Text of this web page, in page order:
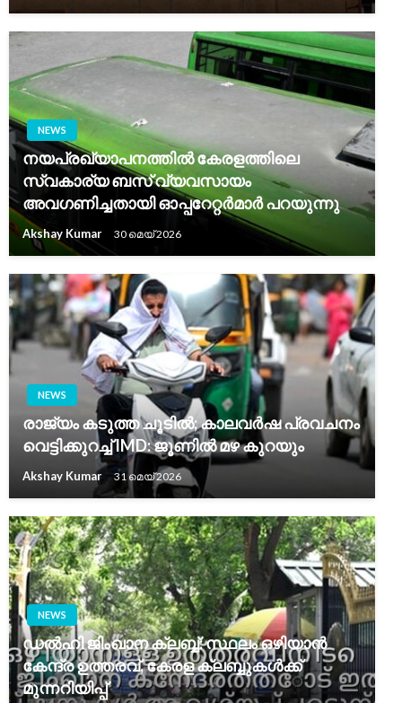
NEWS
നയപ്രഖ്യാപനത്തിൽ കേരളത്തിലെ
സ്വകാര്യ ബസ് വ്യവസായം
അവഗണിച്ചതായി ഓപ്പറേറ്റർമാർ പറയുന്നു
Akshay Kumar 30 മെയ്‌ 2026
NEWS
രാജ്യം കടുത്ത ചൂടിൽ; കാലവർഷ പ്രവചനം
വെട്ടിക്കുറച്ച് IMD: ജൂണിൽ മഴ കുറയും
Akshay Kumar 31 മെയ്‌ 2026
NEWS
ഡൽഹി ജിംഖാന ക്ലബ്ബ്: സ്ഥലം ഒഴിയാൻ
കേന്ദ്ര ഉത്തരവ്, കേരള ക്ലബ്ബുകൾക്ക്
മുന്നറിയിപ്പ്